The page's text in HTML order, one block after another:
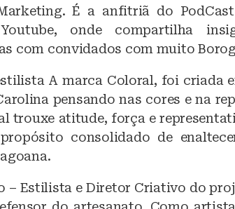
É a anfitriã do
onde compartilha
com convidados com muito
A marca Coloral, foi criada
pensando nas cores e na
trouxe atitude, força e
consolidado de
– Estilista e Diretor Criativo do